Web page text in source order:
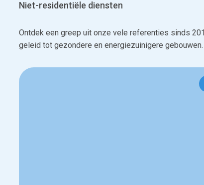
Niet-residentiële diensten
Ontdek een greep uit onze vele referenties sinds
geleid tot gezondere en energiezuinigere gebouwen.